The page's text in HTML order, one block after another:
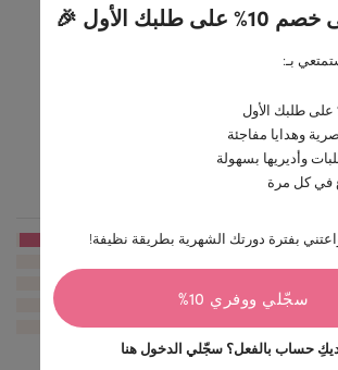
بناءً على 4.174 تقييمًا."
(24)
الأول 🎉
بـ:
وهدايا مفاجئة
وأديريها بسهولة
في كل مرة
بفترة دورتك الشهرية بطريقة نظيفة!
سجّلي ووفري 10%
حساب بالفعل؟سجّلي الدخول هنا